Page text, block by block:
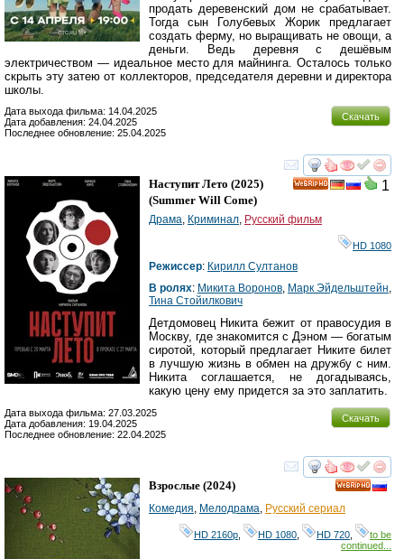
продать деревенский дом не срабатывает.
Тогда сын Голубевых Жорик предлагает
создать ферму, но выращивать не овощи, а
деньги. Ведь деревня с дешёвым
электричеством — идеальное место для майнинга. Осталось только
скрыть эту затею от коллекторов, председателя деревни и директора
школы.
Скачать
Дата выхода фильма: 14.04.2025
Дата добавления: 24.04.2025
Последнее обновление: 25.04.2025
смотреть
1
Наступит Лето (2025)
(Summer Will Come)
Драма, Криминал, Русский фильм
HD 1080
Режиссер: Кирилл Султанов
В ролях: Микита Воронов, Марк Эйдельштейн,
Тина Стойилкович
Детдомовец Никита бежит от правосудия в
Москву, где знакомится с Дэном — богатым
сиротой, который предлагает Никите билет
в лучшую жизнь в обмен на дружбу с ним.
Никита соглашается, не догадываясь,
какую цену ему придется за это заплатить.
Скачать
Дата выхода фильма: 27.03.2025
Дата добавления: 19.04.2025
Последнее обновление: 22.04.2025
смотреть
Взрослые (2024)
Комедия, Мелодрама, Русский сериал
HD 2160р HD 1080 HD 720
to be
continued...